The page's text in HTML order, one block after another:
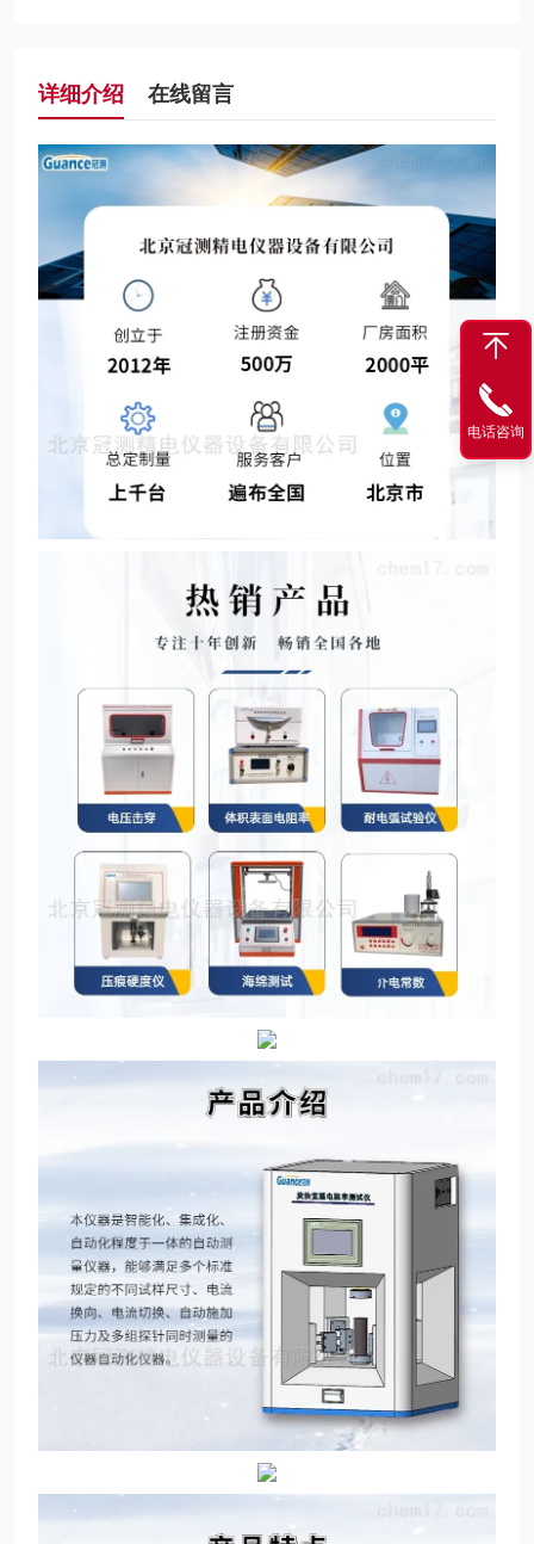
详细介绍 在线留言
电话咨询